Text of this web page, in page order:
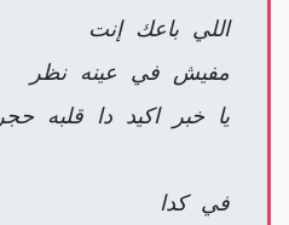
اللي باعك إنت
مفيش في عينه نظر
يا خبر اكيد دا قلبه حجر
في كدا